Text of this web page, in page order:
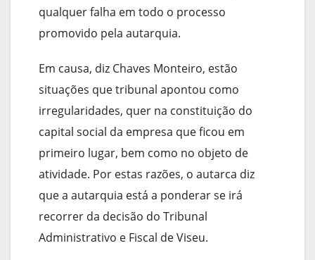
qualquer falha em todo o processo
promovido pela autarquia.
Em causa, diz Chaves Monteiro, estão
situações que tribunal apontou como
irregularidades, quer na constituição do
capital social da empresa que ficou em
primeiro lugar, bem como no objeto de
atividade. Por estas razões, o autarca diz
que a autarquia está a ponderar se irá
recorrer da decisão do Tribunal
Administrativo e Fiscal de Viseu.